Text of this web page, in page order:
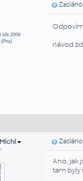
Zasláno:
návod
Ano, jak
tam byly